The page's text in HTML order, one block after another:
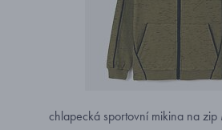
chlapecká sportovní mikina na